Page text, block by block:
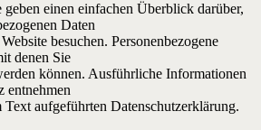
einen einfachen Überblick darüber,
Daten
besuchen. Personenbezogene
denen Sie
können. Ausführliche Informationen
entnehmen
Text aufgeführten Datenschutzerklärung.